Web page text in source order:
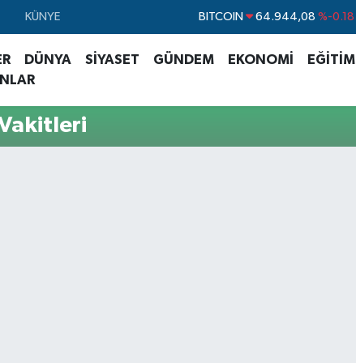
KÜNYE
DOLAR 47,7436 %0.18
EURO 55,2510 %0.32
DÜNYA SİYASET GÜNDEM EKONOMİ EĞİTİM